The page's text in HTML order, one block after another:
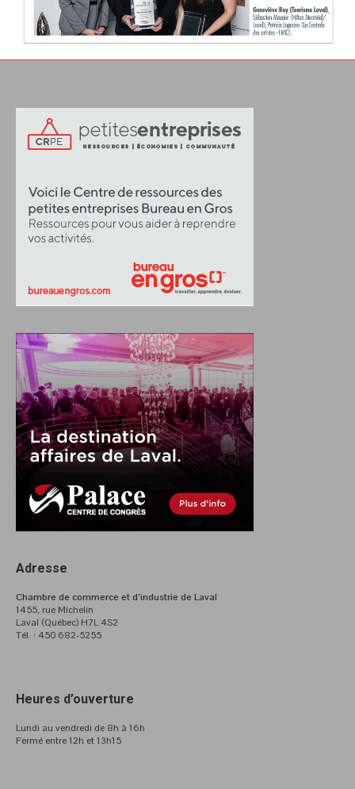
Adresse
Chambre de commerce et d’industrie de Laval
1455, rue Michelin
Laval (Québec) H7L 4S2
Tél. : 450 682-5255
Heures d’ouverture
Lundi au vendredi de 8h à 16h
Fermé entre 12h et 13h15